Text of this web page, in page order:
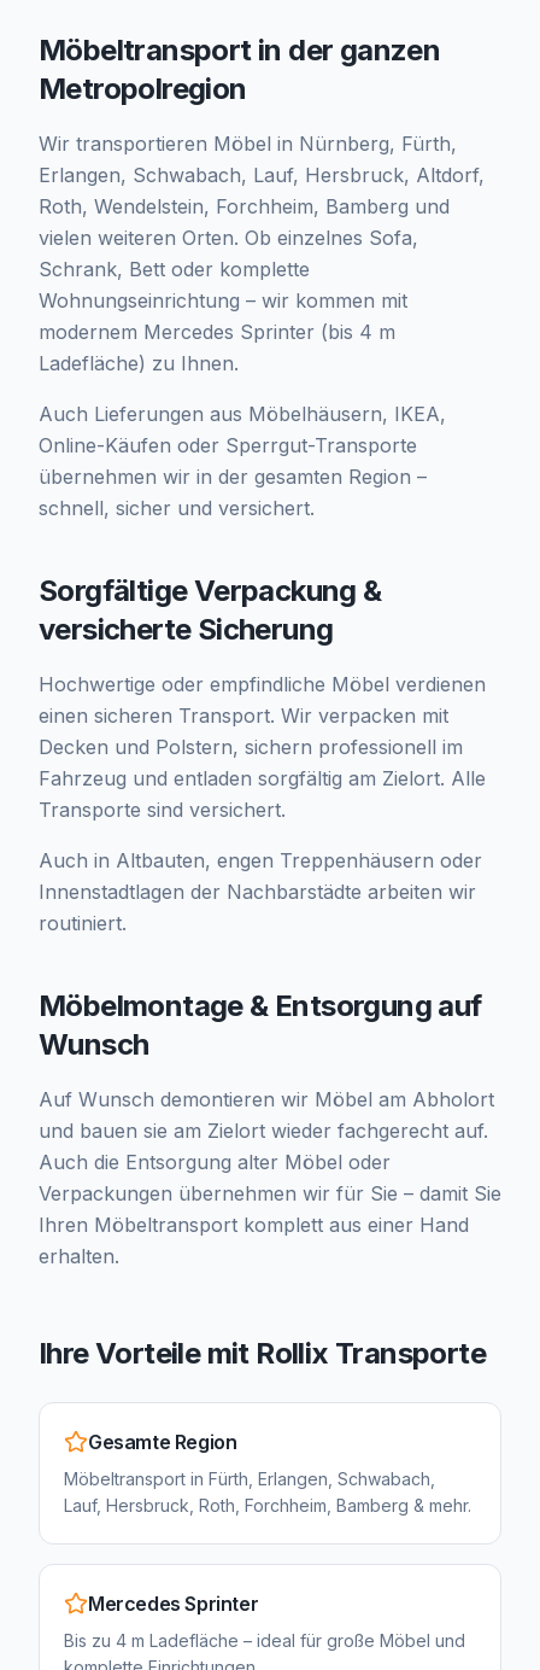
Möbeltransport in der ganzen
Metropolregion
Wir transportieren Möbel in Nürnberg, Fürth,
Erlangen, Schwabach, Lauf, Hersbruck, Altdorf,
Roth, Wendelstein, Forchheim, Bamberg und
vielen weiteren Orten. Ob einzelnes Sofa,
Schrank, Bett oder komplette
Wohnungseinrichtung – wir kommen mit
modernem Mercedes Sprinter (bis 4 m
Ladefläche) zu Ihnen.
Auch Lieferungen aus Möbelhäusern, IKEA,
Online-Käufen oder Sperrgut-Transporte
übernehmen wir in der gesamten Region –
schnell, sicher und versichert.
Sorgfältige Verpackung &
versicherte Sicherung
Hochwertige oder empfindliche Möbel verdienen
einen sicheren Transport. Wir verpacken mit
Decken und Polstern, sichern professionell im
Fahrzeug und entladen sorgfältig am Zielort. Alle
Transporte sind versichert.
Auch in Altbauten, engen Treppenhäusern oder
Innenstadtlagen der Nachbarstädte arbeiten wir
routiniert.
Möbelmontage & Entsorgung auf
Wunsch
Auf Wunsch demontieren wir Möbel am Abholort
und bauen sie am Zielort wieder fachgerecht auf.
Auch die Entsorgung alter Möbel oder
Verpackungen übernehmen wir für Sie – damit Sie
Ihren Möbeltransport komplett aus einer Hand
erhalten.
Ihre Vorteile mit Rollix Transporte
Gesamte Region
Möbeltransport in Fürth, Erlangen, Schwabach,
Lauf, Hersbruck, Roth, Forchheim, Bamberg & mehr.
Mercedes Sprinter
Bis zu 4 m Ladefläche – ideal für große Möbel und